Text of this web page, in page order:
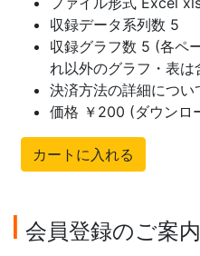
収録データ系列数 5
収録グラフ数 5 (各ペ
れ以外のグラフ・表は
決済方法の詳細につい
価格 ￥200 (ダウンロ
カートに入れる
会員登録のご案内